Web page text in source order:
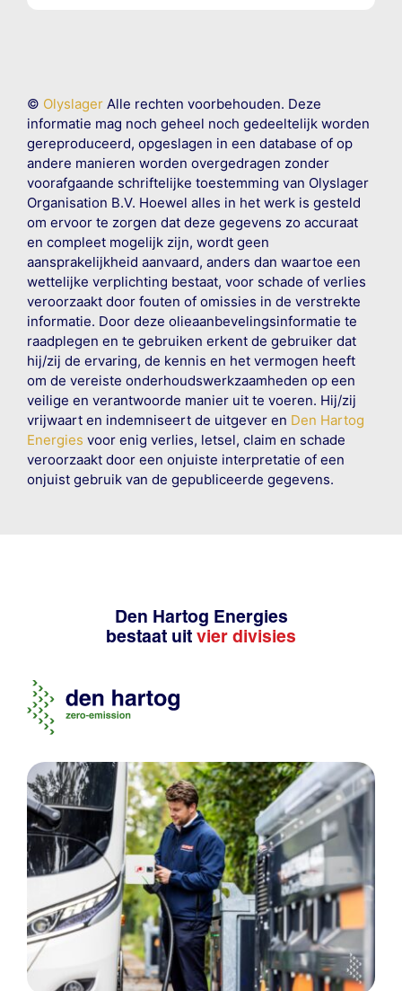
© OlyslagerAlle rechten voorbehouden. Deze
informatie mag noch geheel noch gedeeltelijk worden
gereproduceerd, opgeslagen in een database of op
andere manieren worden overgedragen zonder
voorafgaande schriftelijke toestemming van Olyslager
Organisation B.V. Hoewel alles in het werk is gesteld
om ervoor te zorgen dat deze gegevens zo accuraat
en compleet mogelijk zijn, wordt geen
aansprakelijkheid aanvaard, anders dan waartoe een
wettelijke verplichting bestaat, voor schade of verlies
veroorzaakt door fouten of omissies in de verstrekte
informatie. Door deze olieaanbevelingsinformatie te
raadplegen en te gebruiken erkent de gebruiker dat
hij/zij de ervaring, de kennis en het vermogen heeft
om de vereiste onderhoudswerkzaamheden op een
veilige en verantwoorde manier uit te voeren. Hij/zij
vrijwaart en indemniseert de uitgever en Den Hartog
Energies voor enig verlies, letsel, claim en schade
veroorzaakt door een onjuiste interpretatie of een
onjuist gebruik van de gepubliceerde gegevens.
Den Hartog Energies
bestaat uit vier divisies